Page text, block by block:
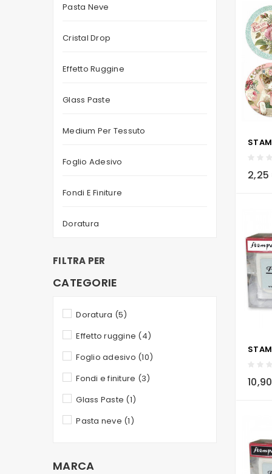
Pasta Neve
Cristal Drop
Effetto Ruggine
Glass Paste
Medium Per Tessuto
Foglio Adesivo
Fondi E Finiture
Doratura
FILTRA PER
CATEGORIE
Doratura (5)
Effetto ruggine (4)
Foglio adesivo (10)
Fondi e finiture (3)
Glass Paste (1)
Pasta neve (1)
MARCA
local_grocery_store
local_grocery_store